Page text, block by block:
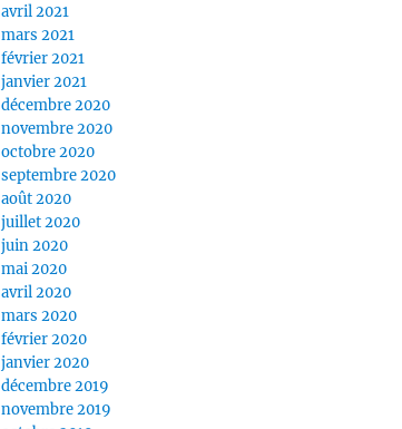
avril 2021
mars 2021
février 2021
janvier 2021
décembre 2020
novembre 2020
octobre 2020
septembre 2020
août 2020
juillet 2020
juin 2020
mai 2020
avril 2020
mars 2020
février 2020
janvier 2020
décembre 2019
novembre 2019